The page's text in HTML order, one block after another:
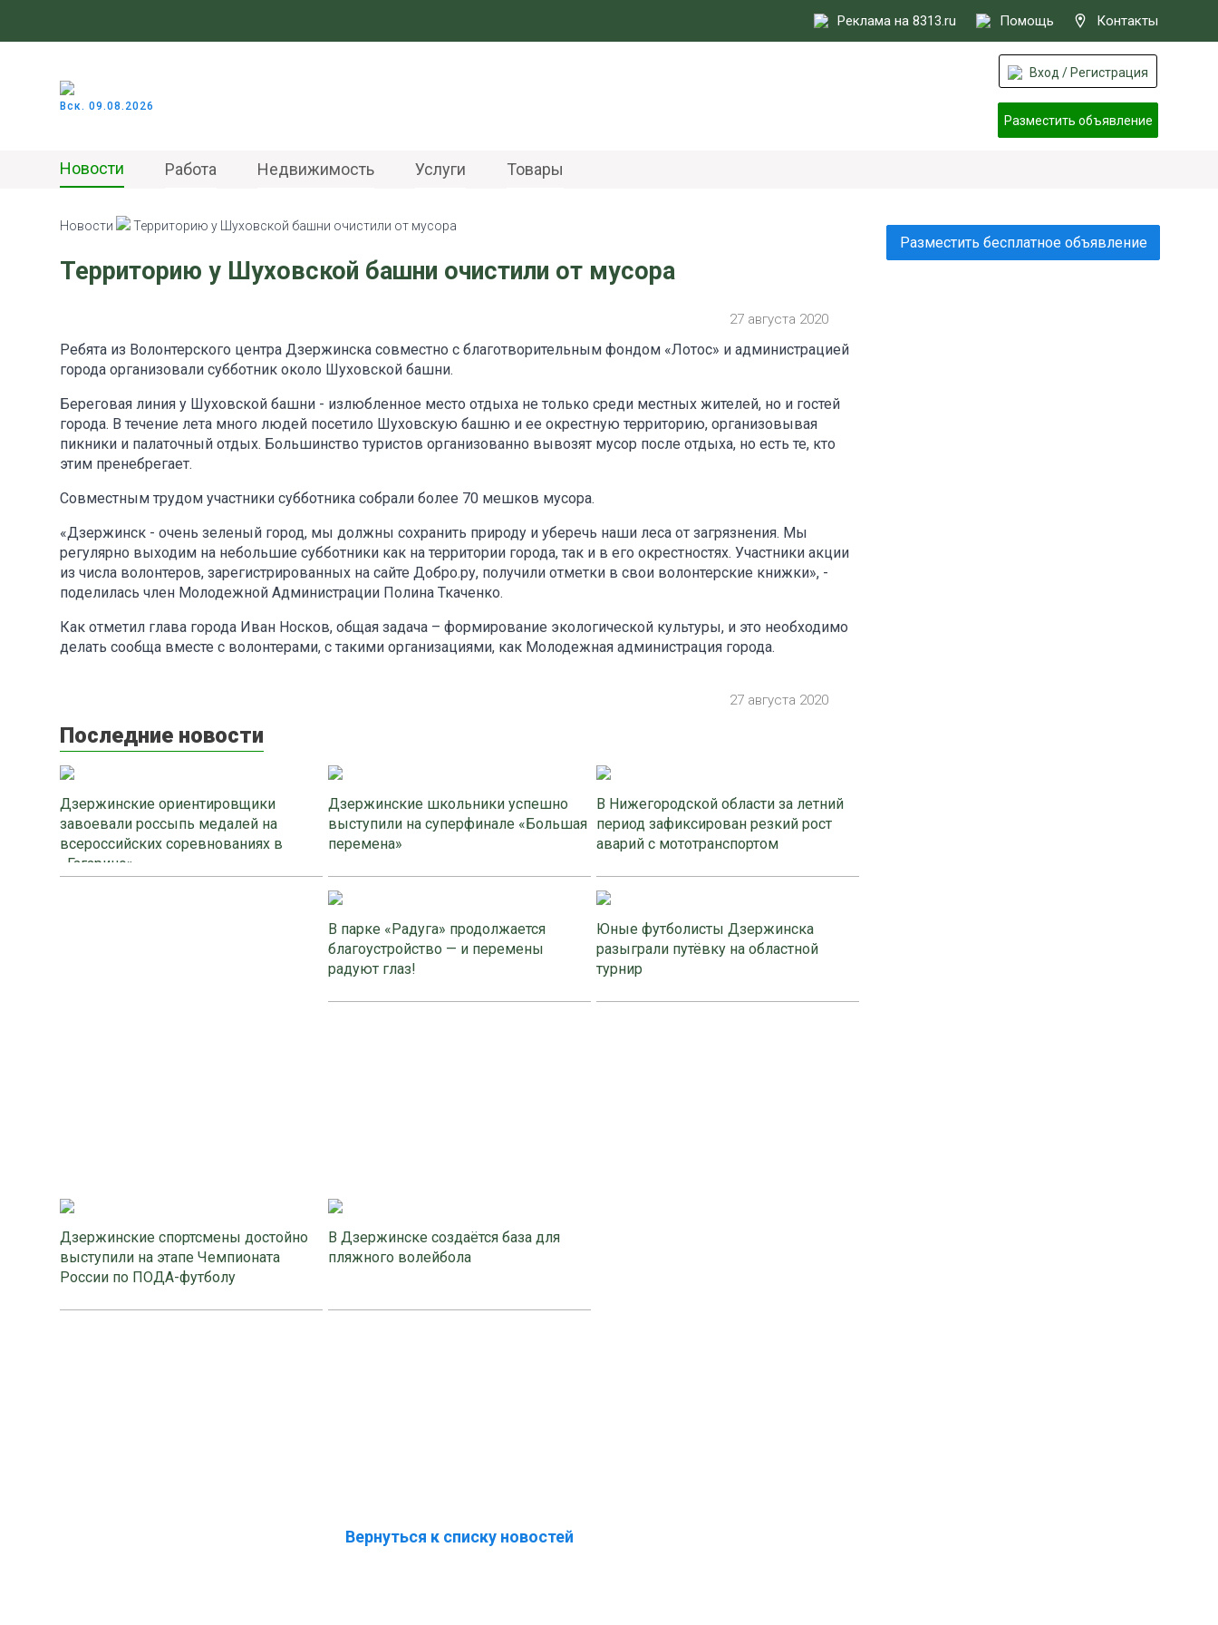
Реклама на 8313.ru Помощь Контакты
Вск. 09.08.2026
Вход / Регистрация
Разместить объявление
Новости Работа Недвижимость Услуги Товары
Новости Территорию у Шуховской башни очистили от мусора
Территорию у Шуховской башни очистили от мусора
27 августа 2020
Ребята из Волонтерского центра Дзержинска совместно с благотворительным фондом «Лотос» и администрацией
города организовали субботник около Шуховской башни.
Береговая линия у Шуховской башни - излюбленное место отдыха не только среди местных жителей, но и гостей
города. В течение лета много людей посетило Шуховскую башню и ее окрестную территорию, организовывая
пикники и палаточный отдых. Большинство туристов организованно вывозят мусор после отдыха, но есть те, кто
этим пренебрегает.
Совместным трудом участники субботника собрали более 70 мешков мусора.
«Дзержинск - очень зеленый город, мы должны сохранить природу и уберечь наши леса от загрязнения. Мы
регулярно выходим на небольшие субботники как на территории города, так и в его окрестностях. Участники акции
из числа волонтеров, зарегистрированных на сайте Добро.ру, получили отметки в свои волонтерские книжки», -
поделилась член Молодежной Администрации Полина Ткаченко.
Как отметил глава города Иван Носков, общая задача – формирование экологической культуры, и это необходимо
делать сообща вместе с волонтерами, с такими организациями, как Молодежная администрация города.
27 августа 2020
Последние новости
Дзержинские ориентировщики
завоевали россыпь медалей на
всероссийских соревнованиях в
«Гагарино»
Дзержинские школьники успешно
выступили на суперфинале «Большая
перемена»
В Нижегородской области за летний
период зафиксирован резкий рост
аварий с мототранспортом
В парке «Радуга» продолжается
благоустройство — и перемены
радуют глаз!
Юные футболисты Дзержинска
разыграли путёвку на областной
турнир
Дзержинские спортсмены достойно
выступили на этапе Чемпионата
России по ПОДА-футболу
В Дзержинске создаётся база для
пляжного волейбола
Вернуться к списку новостей
Разместить бесплатное объявление